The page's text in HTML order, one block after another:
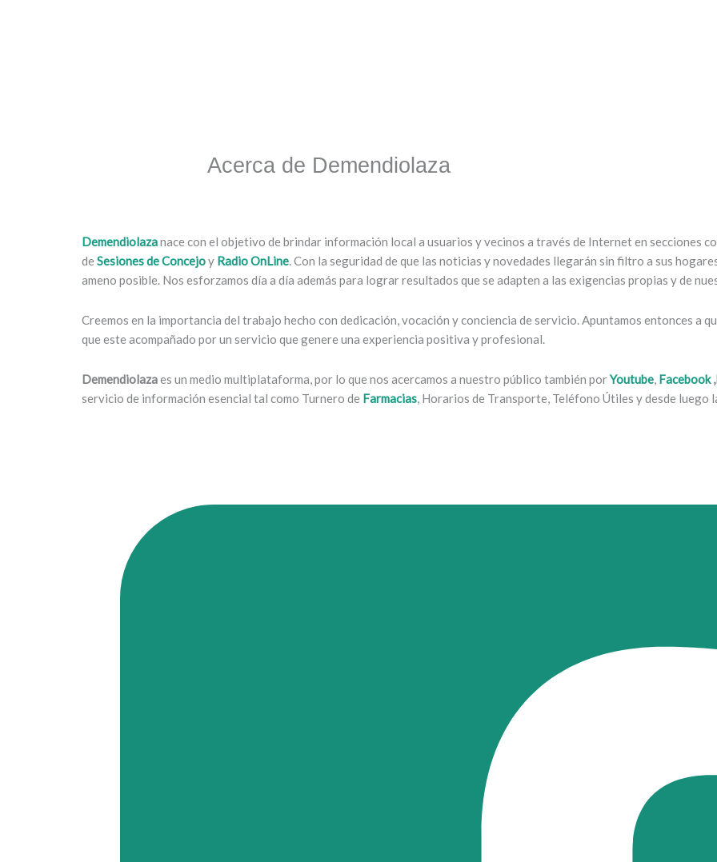
Acerca de Demendiolaza
Demendiolazanace con el objetivo de brindar información local a usuarios y vecinos a través de Internet en secciones
de Sesiones de Concejoy Radio OnLine. Con la seguridad de que las noticias y novedades llegarán sin filtro a sus
ameno posible. Nos esforzamos día a día además para lograr resultados que se adapten a las exigencias propias y de
Creemos en la importancia del trabajo hecho con dedicación, vocación y conciencia de servicio. Apuntamos entonces a
que este acompañado por un servicio que genere una experiencia positiva y profesional.
Demendiolazaes un medio multiplataforma, por lo que nos acercamos a nuestro público también porYoutube, Facebook,
servicio de información esencial tal como Turnero de Farmacias, Horarios de Transporte, Teléfono Útiles y desde luego